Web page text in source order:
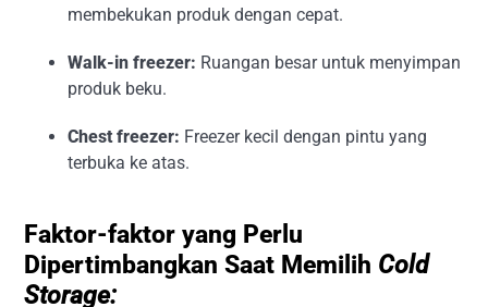
membekukan produk dengan cepat.
Walk-in freezer: Ruangan besar untuk menyimpan
produk beku.
Chest freezer: Freezer kecil dengan pintu yang
terbuka ke atas.
Faktor-faktor yang Perlu
Dipertimbangkan Saat Memilih Cold
Storage: